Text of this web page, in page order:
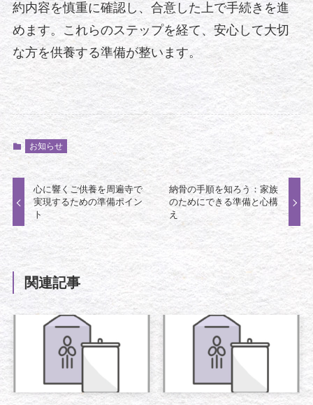
約内容を慎重に確認し、合意した上で手続きを進
めます。これらのステップを経て、安心して大切
な方を供養する準備が整います。
お知らせ
心に響くご供養を周遍寺で
実現するための準備ポイン
ト
納骨の手順を知ろう：家族
のためにできる準備と心構
え
関連記事